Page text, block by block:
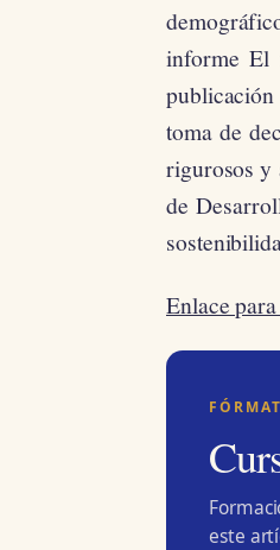
informe El
toma de
rigurosos y
de
Enlace
este